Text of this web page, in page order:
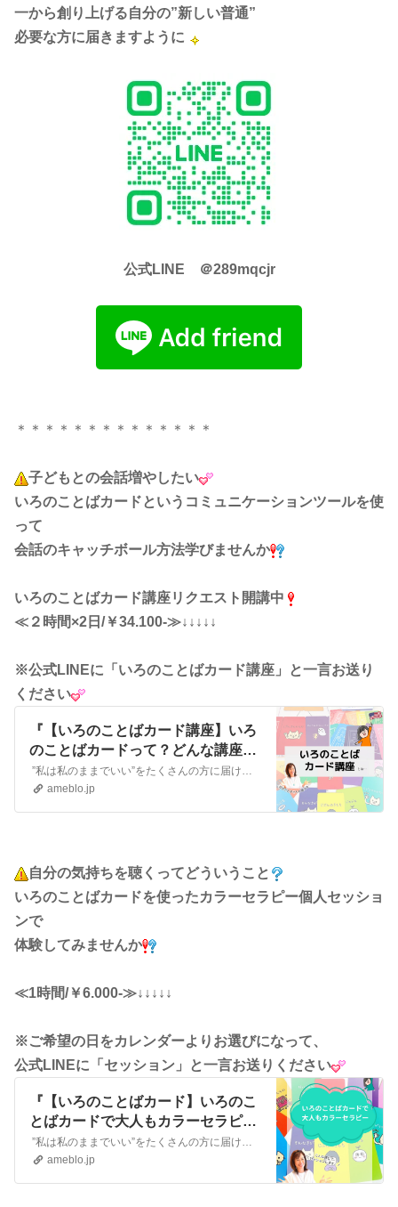
一から創り上げる自分の”新しい普通”
必要な方に届きますように
公式LINE ＠289mqcjr
＊＊＊＊＊＊＊＊＊＊＊＊＊＊
子どもとの会話増やしたい
いろのことばカードというコミュニケーションツールを使
って
会話のキャッチボール方法学びませんか
いろのことばカード講座リクエスト開講中
≪２時間×2日/￥34.100-≫↓↓↓↓↓
※公式LINEに「いろのことばカード講座」と一言お送り
ください
『【いろのことばカード講座】いろ
のことばカードって？どんな講座？
という方へ♡』
”私は私のままでいい”をたくさんの方に届けたい TCマスタートレーナー＆カラーセラピストかわさき かおるですいつも色と心のいろいろな話をお読みいただきありが…
ameblo.jp
自分の気持ちを聴くってどういうこと
いろのことばカードを使ったカラーセラピー個人セッショ
ンで
体験してみませんか
≪1時間/￥6.000-≫↓↓↓↓↓
※ご希望の日をカレンダーよりお選びになって、
公式LINEに「セッション」と一言お送りください
『【いろのことばカード】いろのこ
とばカードで大人もカラーセラピー
セッション!』
”私は私のままでいい”をたくさんの方に届けたい TCマスタートレーナー＆カラーセラピストかわさき かおるですいつもカラーの色々な話をお読みいただきありがとう…
ameblo.jp